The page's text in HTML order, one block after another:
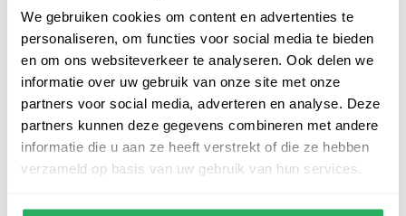
We gebruiken cookies om content en advertenties te
personaliseren, om functies voor social media te bieden
en om ons websiteverkeer te analyseren. Ook delen we
informatie over uw gebruik van onze site met onze
partners voor social media, adverteren en analyse. Deze
partners kunnen deze gegevens combineren met andere
informatie die u aan ze heeft verstrekt of die ze hebben
verzameld op basis van uw gebruik van hun services.
rood-wit geblokte patroon is opvallend en verkrijgbaar in 4
verschillende formaten. De vlag is gemaakt van 115 gr/m²
glanspolyester. Dit materiaal is niet alleen duurzaam, maar ook
kleurecht en uv-bestendig. U kunt er dus zeker van zijn dat de
kleuren van de vlag mooi blijven. Bovendien zijn onze vlaggen
wasbaar op 40 graden, waardoor ze eenvoudig schoon te
houden zijn.
Afwerking van de start vlag